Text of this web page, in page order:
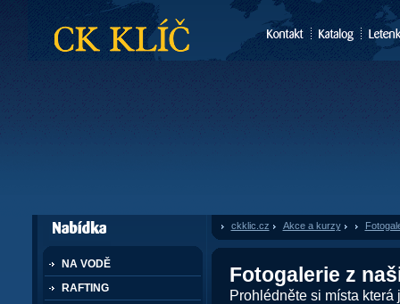
CK Klíč
dále nabízí
NA VODĚ
RAFTING
ckklic.cz Akce a kurzy»
Fotogalerie z
Prohlédněte si místa která